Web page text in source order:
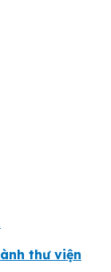
thư viện